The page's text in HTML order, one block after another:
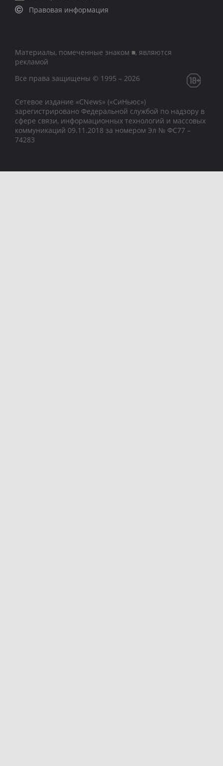
Правовая информация
Материалы, помеченные знаком ■, являются
рекламой
Все права защищены © 1995 – 2026
Сетевое издание «CNews» («СиНьюс»)
зарегистрировано Федеральной службой по надзору в
сфере связи, информационных технологий и массовых
коммуникаций 09.11.2018 за номером Эл № ФС77 –
74283